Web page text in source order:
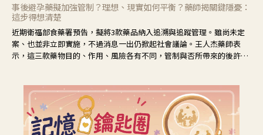
事後避孕藥擬加強管制？理想、現實如何平衡？藥師揭關鍵隱憂：
這步得想清楚
近期衛福部食藥署預告，擬將3款藥品納入追溯與追蹤管理。雖尚未定
案、也並非立即實施，不過消息一出仍掀起社會議論。王人杰藥師表
示，這三款藥物目的、作用、風險各有不同，管制與否所帶來的後許影